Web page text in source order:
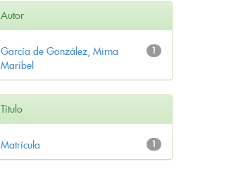
Autor
1
García de González, Mirna
Maribel
Título
1
Matrícula